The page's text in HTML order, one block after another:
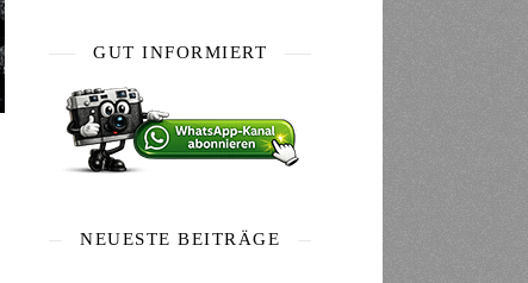
GUT INFORMIERT
NEUESTE BEITRÄGE